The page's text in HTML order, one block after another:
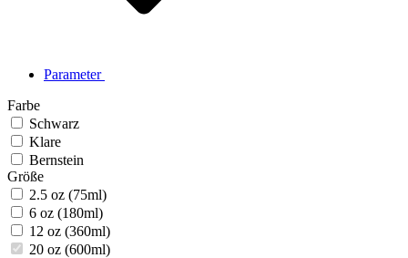
Parameter
Farbe
Schwarz
Klare
Bernstein
Größe
2.5 oz (75ml)
6 oz (180ml)
12 oz (360ml)
20 oz (600ml)